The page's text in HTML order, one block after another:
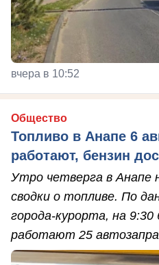
вчера в 10:52
Общество
Топливо в Анапе 6
работают, бензин
Утро четверга в Анапе
сводки о топливе. По
города-курорта, на 9:30
работают 25